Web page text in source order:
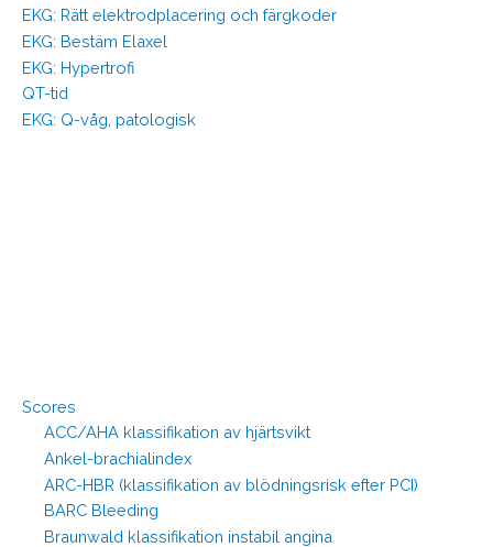
EKG: Rätt elektrodplacering och färgkoder
EKG: Bestäm Elaxel
EKG: Hypertrofi
QT-tid
EKG: Q-våg, patologisk
Scores
ACC/AHA klassifikation av hjärtsvikt
Ankel-brachialindex
ARC-HBR (klassifikation av blödningsrisk efter PCI)
BARC Bleeding
Braunwald klassifikation instabil angina